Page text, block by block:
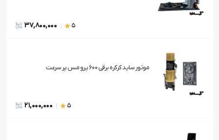
5
37,800,000
موتور ساید کرکره برقی 600 پرو مس پر سرعت
5
21,000,000